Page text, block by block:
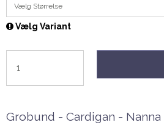
Vælg Størrelse
Vælg Variant
Grobund - Cardigan - Nanna